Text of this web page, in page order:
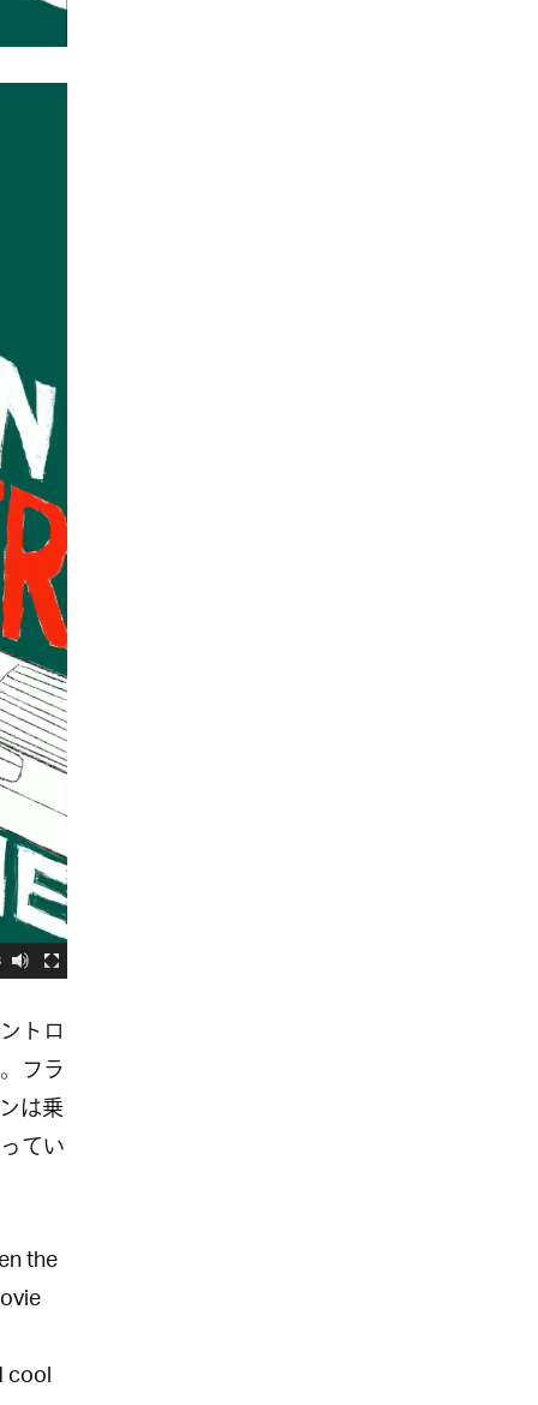
トロ
フラ
は乗
てい
the
cool